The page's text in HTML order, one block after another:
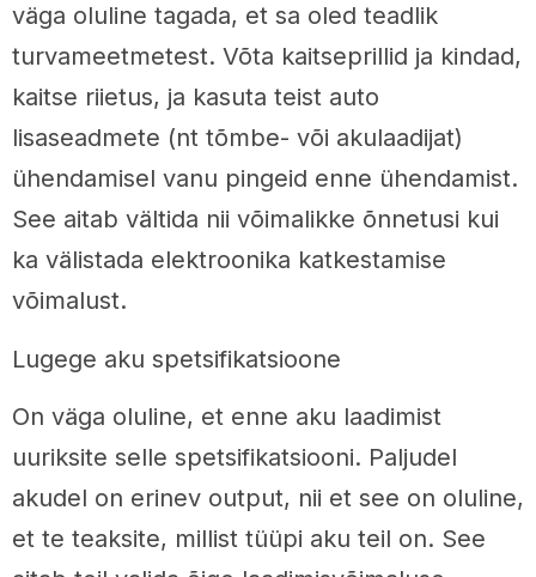
väga oluline tagada, et sa oled teadlik
turvameetmetest. Võta kaitseprillid ja kindad,
kaitse riietus, ja kasuta teist auto
lisaseadmete (nt tõmbe- või akulaadijat)
ühendamisel vanu pingeid enne ühendamist.
See aitab vältida nii võimalikke õnnetusi kui
ka välistada elektroonika katkestamise
võimalust.
Lugege aku spetsifikatsioone
On väga oluline, et enne aku laadimist
uuriksite selle spetsifikatsiooni. Paljudel
akudel on erinev output, nii et see on oluline,
et te teaksite, millist tüüpi aku teil on. See